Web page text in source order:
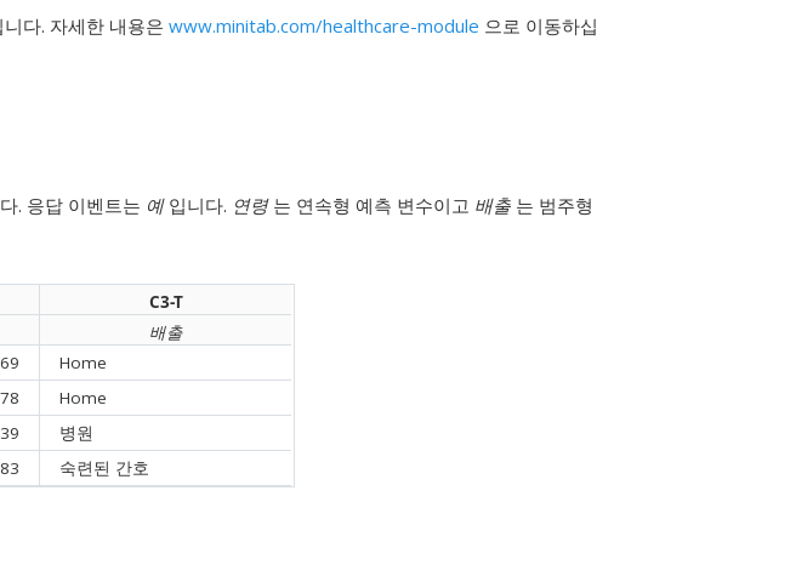
다. 자세한 내용은 www.minitab.com/healthcare-module 으로 이동하십
. 응답 이벤트는 예입니다. 연령는 연속형 예측 변수이고 배출 는 범주형
C3-T
배출
69
Home
78
Home
39
병원
83 숙련된 간호